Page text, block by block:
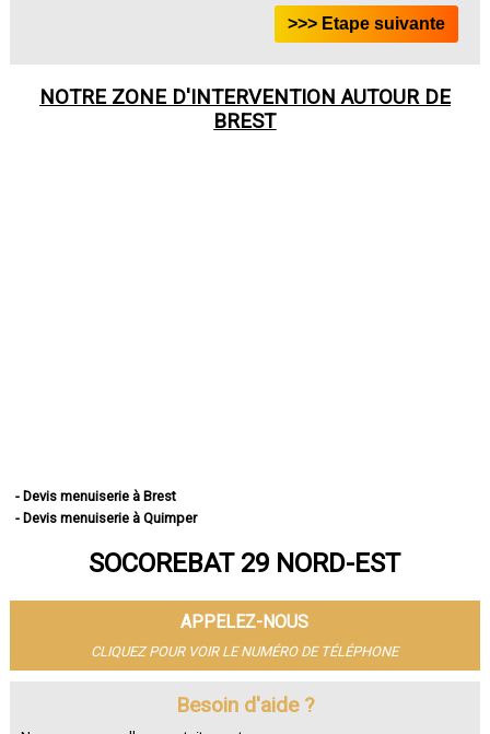
NOTRE ZONE D'INTERVENTION AUTOUR DE
BREST
- Devis menuiserie à Brest
- Devis menuiserie à Quimper
- Devis menuiserie à Morlaix
- Devis menuiserie à Landerneau
- Devis menuiserie à Guipavas
- Devis menuiserie à Plougastel-Daoulas
- Devis menuiserie à Plouzané
- Devis menuiserie à Le Relecq-Kerhuon
SOCOREBAT 29 NORD-EST
APPELEZ-NOUS
CLIQUEZ POUR VOIR LE NUMÉRO DE TÉLÉPHONE
Besoin d'aide ?